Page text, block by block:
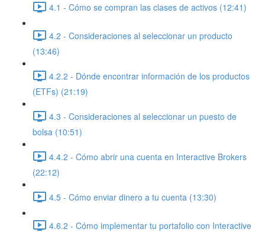
4.1 - Cómo se compran las clases de activos (12:41)
4.2 - Consideraciones al seleccionar un producto
(13:46)
4.2.2 - Dónde encontrar información de los productos
(ETFs) (21:19)
4.3 - Consideraciones al seleccionar un puesto de
bolsa (10:51)
4.4.2 - Cómo abrir una cuenta en Interactive Brokers
(22:12)
4.5 - Cómo enviar dinero a tu cuenta (13:30)
4.6.2 - Cómo implementar tu portafolio con Interactive